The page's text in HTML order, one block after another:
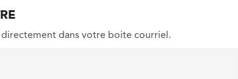
directement dans votre boite courriel.